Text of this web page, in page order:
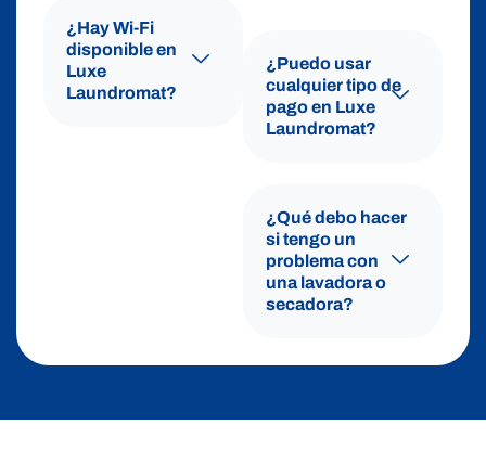
¿Hay Wi-Fi
disponible en
Luxe
Laundromat?
¿Puedo usar
cualquier tipo de
pago en Luxe
Laundromat?
¿Qué debo hacer
si tengo un
problema con
una lavadora o
secadora?